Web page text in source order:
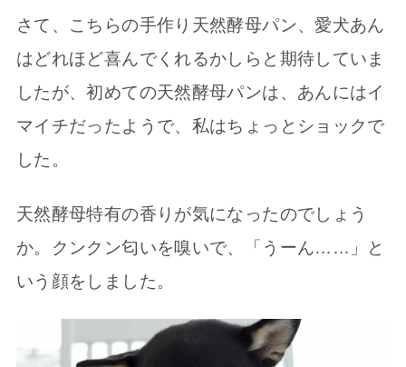
さて、こちらの手作り天然酵母パン、愛犬あん
はどれほど喜んでくれるかしらと期待していま
したが、初めての天然酵母パンは、あんにはイ
マイチだったようで、私はちょっとショックで
した。
天然酵母特有の香りが気になったのでしょう
か。クンクン匂いを嗅いで、「うーん……」と
いう顔をしました。